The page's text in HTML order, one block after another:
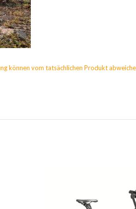
können vom tatsächlichen Produkt